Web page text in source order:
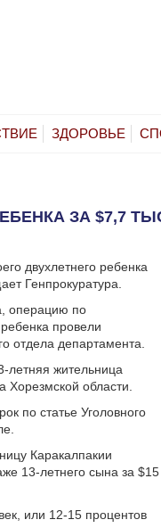
ЗДОРОВЬЕ
ЗА $7,7
двухлетнего ребенка
Генпрокуратура.
операцию по
провели
отдела департамента.
летняя жительница
Хорезмской области.
по статье Уголовного
Каракалпакии
13-летнего сына за $15
или 12-15 процентов